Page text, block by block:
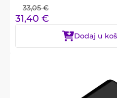
33,05 €
31,40 €
Dodaj u